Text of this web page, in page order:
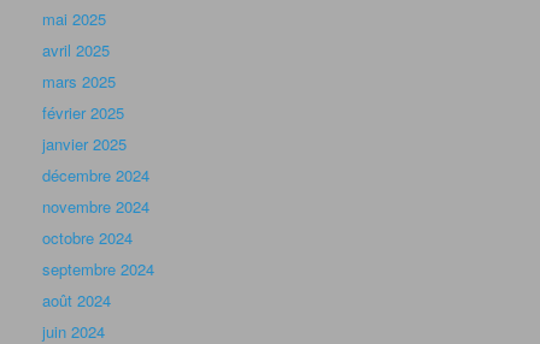
mai 2025
avril 2025
mars 2025
février 2025
janvier 2025
décembre 2024
novembre 2024
octobre 2024
septembre 2024
août 2024
juin 2024